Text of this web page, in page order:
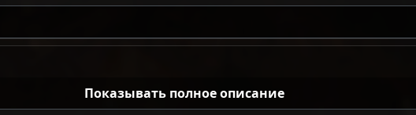
Показывать полное описание